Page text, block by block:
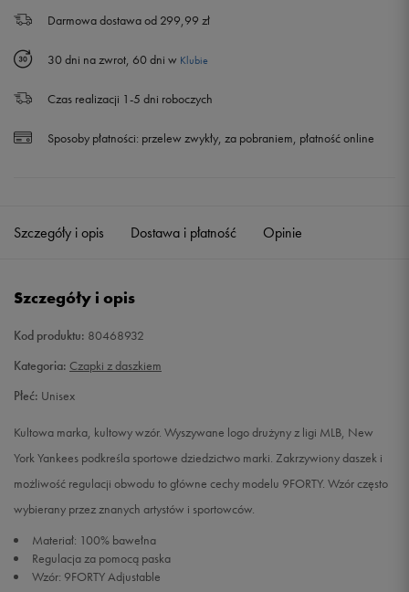
Darmowa dostawa od 299,99 zł
30 dni na zwrot, 60 dni w Klubie
Czas realizacji 1-5 dni roboczych
Sposoby płatności: przelew zwykły, za pobraniem, płatność online
Szczegóły i opis Dostawa i płatność Opinie
Szczegóły i opis
Kod produktu: 80468932
Kategoria: Czapki z daszkiem
Płeć: Unisex
Kultowa marka, kultowy wzór. Wyszywane logo drużyny z ligi MLB, New
York Yankees podkreśla sportowe dziedzictwo marki. Zakrzywiony daszek i
możliwość regulacji obwodu to główne cechy modelu 9FORTY. Wzór często
wybierany przez znanych artystów i sportowców.
Materiał: 100% bawełna
Regulacja za pomocą paska
Wzór: 9FORTY Adjustable